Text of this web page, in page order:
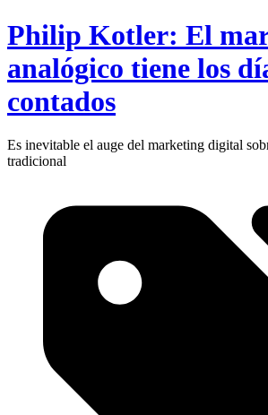
Philip Kotler: El
analógico tiene los
contados
Es inevitable el auge del marketing digital
tradicional